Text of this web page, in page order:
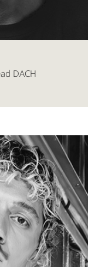
DACH